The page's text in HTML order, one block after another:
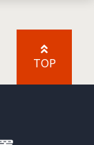
TOP